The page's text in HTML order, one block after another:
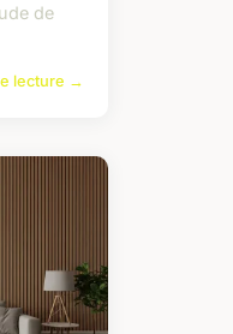
de
lecture →